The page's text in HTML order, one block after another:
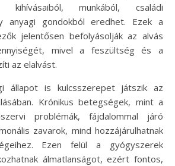
kihívásaiból, munkából, családi
anyagi gondokból eredhet. Ezek a
jelentősen befolyásolják az alvás
mivel a feszültség és a
az elalvást.
állapot is kulcsszerepet játszik az
Krónikus betegségek, mint a
problémák, fájdalommal járó
zavarok, mind hozzájárulhatnak
Ezen felül a gyógyszerek
álmatlanságot, ezért fontos,